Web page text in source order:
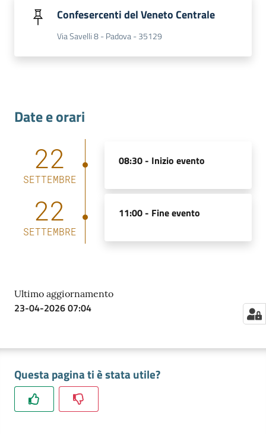
tter
Stampa
Seguici
Confesercenti del Veneto Centrale
Via Savelli 8 - Padova - 35129
Date e orari
22
SETTEMBRE
08:30 - Inizio evento
22
SETTEMBRE
11:00 - Fine evento
Ultimo aggiornamento
23-04-2026 07:04
Questa pagina ti è stata utile?